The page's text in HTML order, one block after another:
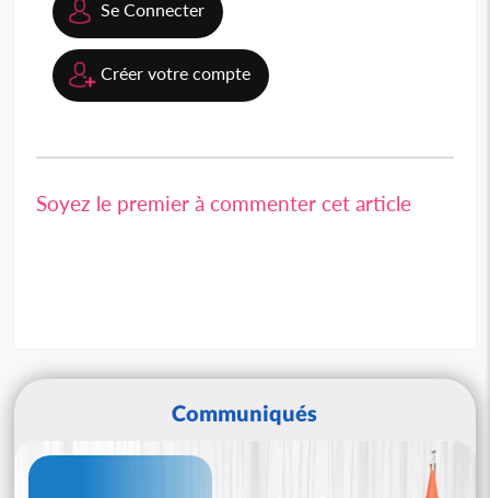
Se Connecter
Créer votre compte
Soyez le premier à commenter cet article
Communiqués